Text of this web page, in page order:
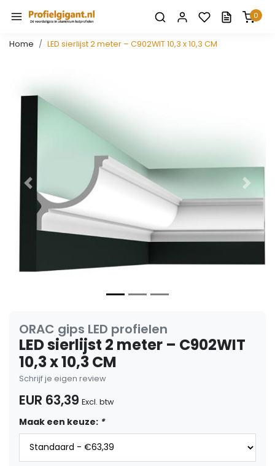
0
Home LED sierlijst 2 meter – C902WIT 10,3 x 10,3 CM
Vorige
ORAC gips LED profielen
LED sierlijst 2 meter – C902WIT
10,3 x 10,3 CM
Schrijf je eigen review
EUR 63,39 Excl. btw
Maak een keuze: *